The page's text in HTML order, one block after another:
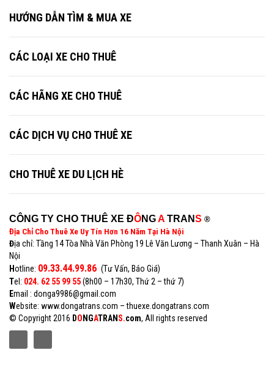
HƯỚNG DẪN TÌM & MUA XE
CÁC LOẠI XE CHO THUÊ
CÁC HÃNG XE CHO THUÊ
CÁC DỊCH VỤ CHO THUÊ XE
CHO THUÊ XE DU LỊCH HÈ
CÔNG TY CHO THUÊ XE ĐÔNGA TRANS ®
Địa Chỉ Cho Thuê Xe Uy Tín Hơn 16 Năm Tại Hà Nội
Địa chỉ: Tầng 14 Tòa Nhà Văn Phòng 19 Lê Văn Lương – Thanh Xuân – Hà
Nội
Hotline: 09.33.44.99.86 (Tư Vấn, Báo Giá)
Tel: 024. 62 55 99 55(8h00 – 17h30, Thứ 2 – thứ 7)
Email : donga9986@gmail.com
Website: www.dongatrans.com – thuexe.dongatrans.com
© Copyright 2016 DONGATRANS.com, All rights reserved